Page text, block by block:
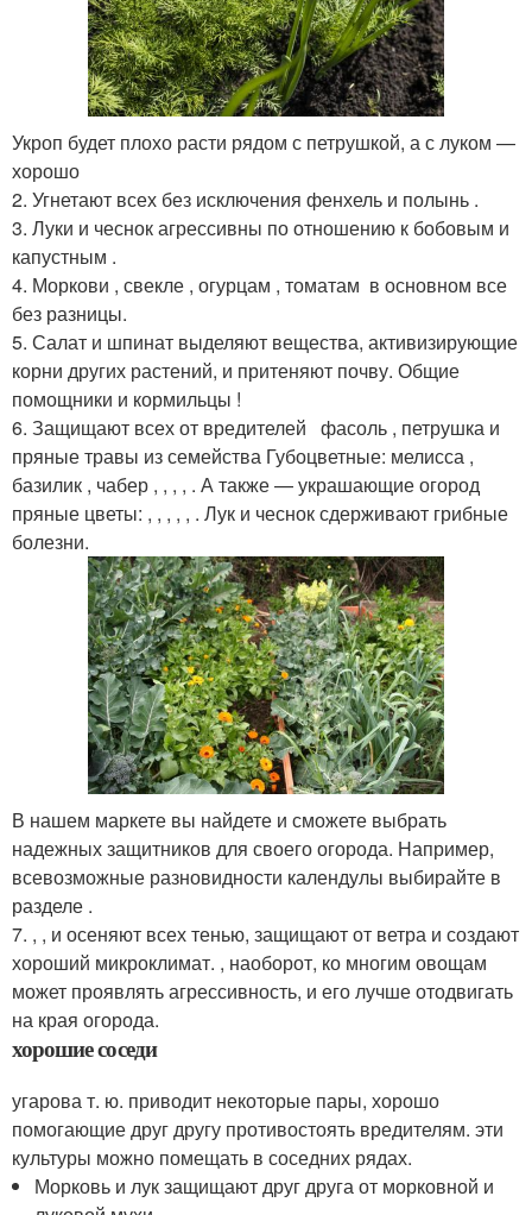
Укроп будет плохо расти рядом с петрушкой, а с луком —
хорошо
2. Угнетают всех без исключения фенхель и полынь .
3. Луки и чеснок агрессивны по отношению к бобовым и
капустным .
4. Моркови , свекле , огурцам , томатам в основном все
без разницы.
5. Салат и шпинат выделяют вещества, активизирующие
корни других растений, и притеняют почву. Общие
помощники и кормильцы !
6. Защищают всех от вредителей фасоль , петрушка и
пряные травы из семейства Губоцветные: мелисса ,
базилик , чабер , , , , . А также — украшающие огород
пряные цветы: , , , , , . Лук и чеснок сдерживают грибные
болезни.
В нашем маркете вы найдете и сможете выбрать
надежных защитников для своего огорода. Например,
всевозможные разновидности календулы выбирайте в
разделе .
7. , , и осеняют всех тенью, защищают от ветра и создают
хороший микроклимат. , наоборот, ко многим овощам
может проявлять агрессивность, и его лучше отодвигать
на края огорода.
хорошие соседи
угарова т. ю. приводит некоторые пары, хорошо
помогающие друг другу противостоять вредителям. эти
культуры можно помещать в соседних рядах.
Морковь и лук защищают друг друга от морковной и